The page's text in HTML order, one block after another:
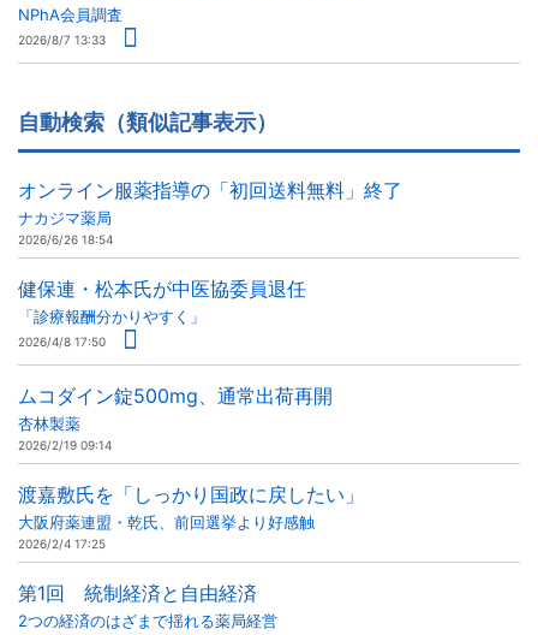
NPhA会員調査
2026/8/7 13:33
自動検索（類似記事表示）
オンライン服薬指導の「初回送料無料」終了
ナカジマ薬局
2026/6/26 18:54
健保連・松本氏が中医協委員退任
「診療報酬分かりやすく」
2026/4/8 17:50
ムコダイン錠500mg、通常出荷再開
杏林製薬
2026/2/19 09:14
渡嘉敷氏を「しっかり国政に戻したい」
大阪府薬連盟・乾氏、前回選挙より好感触
2026/2/4 17:25
第1回 統制経済と自由経済
2つの経済のはざまで揺れる薬局経営